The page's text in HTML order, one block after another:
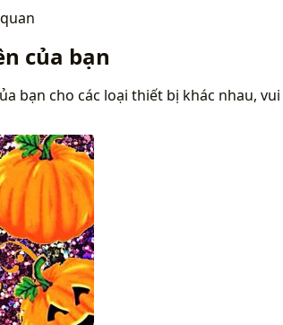
của bạn
bạn cho các loại thiết bị khác nhau,